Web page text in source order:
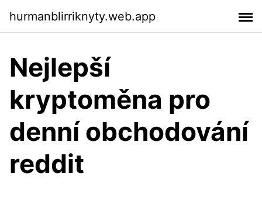
hurmanblirriknyty.web.app
Nejlepší
kryptoměna pro
denní obchodování
reddit